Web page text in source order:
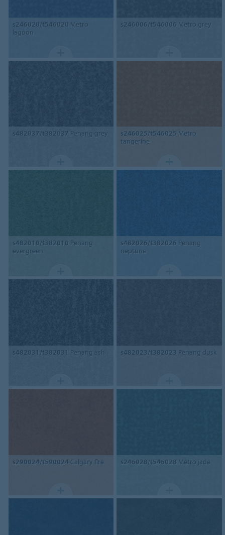
s246020/t546020 Metro
lagoon
s246006/t546006 Metro grey
s482037/t382037 Penang grey s246025/t546025 Metro
tangerine
s482010/t382010 Penang
evergreen
s482026/t382026 Penang
neptune
s482031/t382031 Penang ash s482023/t382023 Penang dusk
s290024/t590024 Calgary fire s246028/t546028 Metro jade